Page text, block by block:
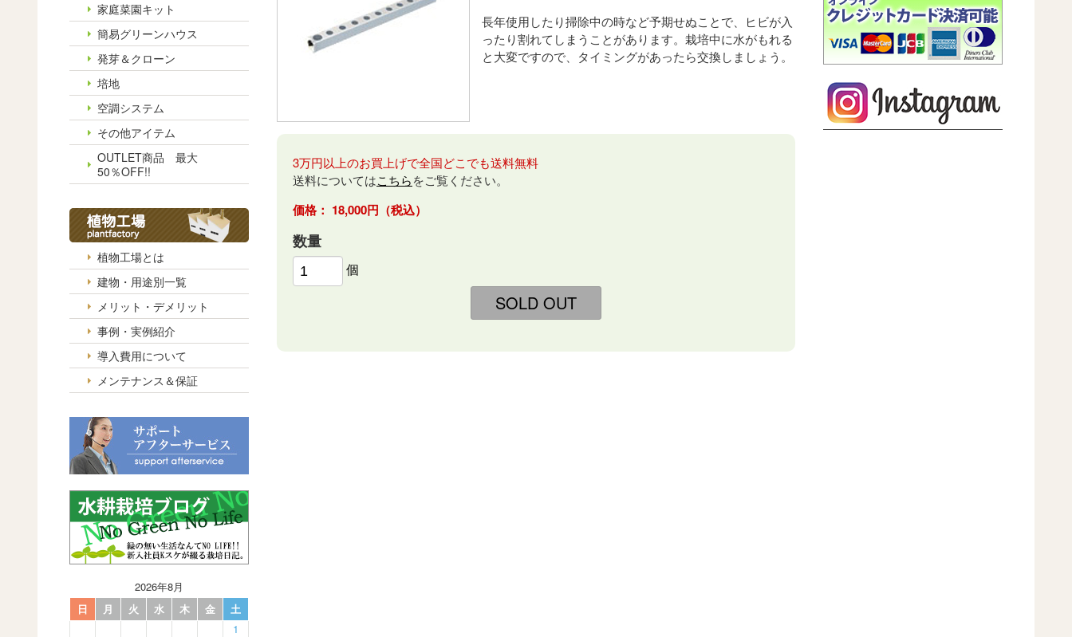
家庭菜園キット
簡易グリーンハウス
発芽＆クローン
培地
空調システム
その他アイテム
OUTLET商品 最大
50％OFF!!
植物工場とは
建物・用途別一覧
メリット・デメリット
事例・実例紹介
導入費用について
メンテナンス＆保証
2026年8月
日
月 火 水 木 金
土
1
長年使用したり掃除中の時など予期せぬことで、ヒビが入
ったり割れてしまうことがあります。栽培中に水がもれる
と大変ですので、タイミングがあったら交換しましょう。
3万円以上のお買上げで全国どこでも送料無料
送料についてはこちらをご覧ください。
18,000円（税込）
数量
個
SOLD OUT